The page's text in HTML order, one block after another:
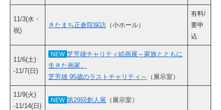
11/3(水・
祝)
きたまち正倉院探訪 （小ホール）
有料/
要申
込
11/6(土)
-11/7(日)
NEW 芝芳雄チャリティ絵画展～家族とともに
生きた画家、
芝芳雄 95歳のラストチャリティ～
（展示室）
11/9(火)
-11/14(日)
NEW 第29回創人展 （展示室）